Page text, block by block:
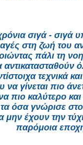
σιγά - σιγά
στη ζωή του
πάλι τη
αντικατασταθούν
τεχνικά
να γίνεται πιο
πιο καλύτερο
όσα γνώρισε
μην έχουν την
παρόμοια